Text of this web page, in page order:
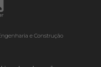
e Construção